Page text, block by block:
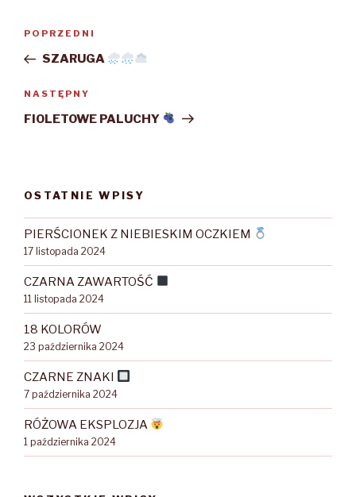
Nawigacja
Poprzedni
wpis
POPRZEDNI
SZARUGA
Następny
wpis
NASTĘPNY
FIOLETOWE PALUCHY
OSTATNIE WPISY
PIERŚCIONEK Z NIEBIESKIM OCZKIEM
17 listopada 2024
CZARNA ZAWARTOŚĆ
11 listopada 2024
18 KOLORÓW
23 października 2024
CZARNE ZNAKI
7 października 2024
RÓŻOWA EKSPLOZJA
1 października 2024